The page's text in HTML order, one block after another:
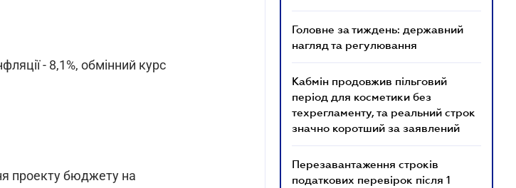
- 8,1%, обмінний курс
проекту бюджету на
Головне за тиждень: державний
нагляд та регулювання
Кабмін продовжив пільговий
період для косметики без
техрегламенту, та реальний строк
значно коротший за заявлений
Перезавантаження строків
податкових перевірок після 1